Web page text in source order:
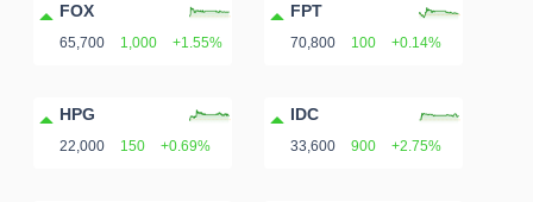
FOX
65,700 1,000 +1.55%
FPT
70,800 100 +0.14%
HPG
22,000 150 +0.69%
IDC
33,600 900 +2.75%